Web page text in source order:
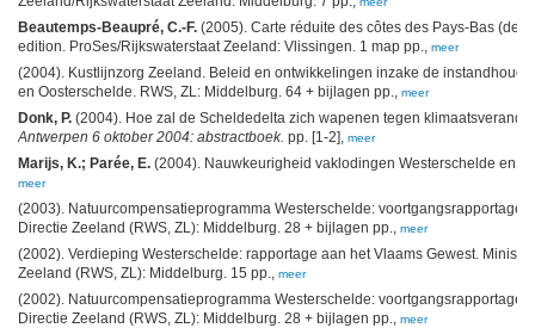
Beautemps-Beaupré, C.-F. (2005). Carte réduite des côtes des Pays-Bas
edition. ProSes/Rijkswaterstaat Zeeland: Vlissingen. 1 map pp.,
meer
(2004). Kustlijnzorg Zeeland. Beleid en ontwikkelingen inzake de
en Oosterschelde. RWS, ZL: Middelburg. 64 + bijlagen pp.,
meer
Donk, P. (2004). Hoe zal de Scheldedelta zich wapenen tegen
Antwerpen 6 oktober 2004: abstractboek. pp. [1-2], meer
Marijs, K.; Parée, E. (2004). Nauwkeurigheid vaklodingen Westerschelde en -
meer
(2003). Natuurcompensatieprogramma Westerschelde: voortgangsrapportage
Directie Zeeland (RWS, ZL): Middelburg. 28 + bijlagen pp.,
meer
(2002). Verdieping Westerschelde: rapportage aan het Vlaams Gewest.
Zeeland (RWS, ZL): Middelburg. 15 pp.,
meer
(2002). Natuurcompensatieprogramma Westerschelde: voortgangsrapportage
Directie Zeeland (RWS, ZL): Middelburg. 28 + bijlagen pp.,
meer